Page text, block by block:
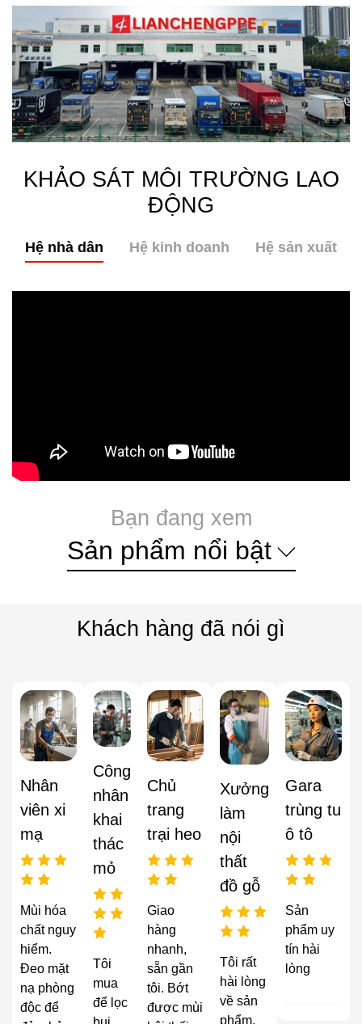
KHẢO SÁT MÔI TRƯỜNG LAO
ĐỘNG
Hệ nhà dân Hệ kinh doanh Hệ sản xuất
Bạn đang xem
Sản phẩm nổi bật
Khách hàng đã nói gì
Nhân
viên xi
mạ
Mùi hóa
chất nguy
hiểm.
Đeo mặt
nạ phòng
độc để
Công
nhân
khai
thác
mỏ
Tôi
mua
để lọc
Chủ
trang
trại heo
Giao
hàng
nhanh,
sẵn gần
tôi. Bớt
được mùi
Xưởng
làm
nội
thất
đồ gỗ
Tôi rất
hài lòng
về sản
phẩm,
Gara
trùng tu
ô tô
Sản
phẩm uy
tín hài
lòng